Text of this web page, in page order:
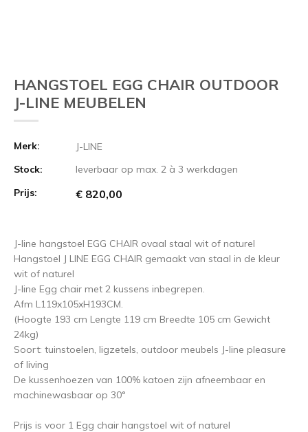
HANGSTOEL EGG CHAIR OUTDOOR
J-LINE MEUBELEN
Merk:
J-LINE
Stock:
leverbaar op max. 2 à 3 werkdagen
Prijs:
€ 820,00
J-line hangstoel EGG CHAIR ovaal staal wit of naturel
Hangstoel J LINE EGG CHAIR gemaakt van staal in de kleur
wit of naturel
J-line Egg chair met 2 kussens inbegrepen.
Afm L119x105xH193CM.
(Hoogte 193 cm Lengte 119 cm Breedte 105 cm Gewicht
24kg)
Soort: tuinstoelen, ligzetels, outdoor meubels J-line pleasure
of living
De kussenhoezen van 100% katoen zijn afneembaar en
machinewasbaar op 30°
Prijs is voor 1 Egg chair hangstoel wit of naturel